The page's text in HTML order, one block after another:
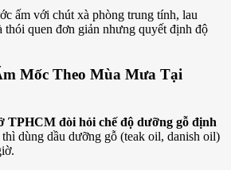
ấm với chút xà phòng trung tính, lau
quen đơn giản nhưng quyết định độ
Mốc Theo Mùa Mưa Tại
TPHCM đòi hỏi chế độ dưỡng gỗ định
dùng dầu dưỡng gỗ (teak oil, danish oil)